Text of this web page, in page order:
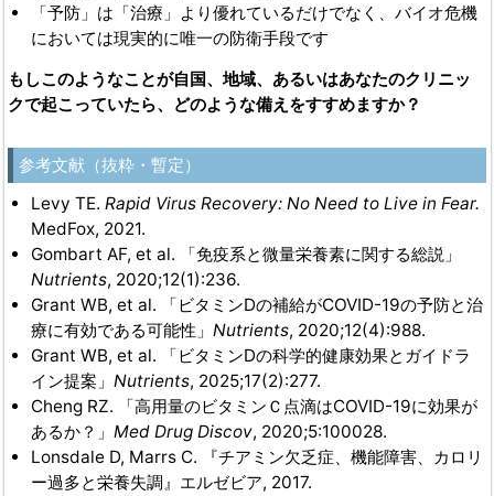
「予防」は「治療」より優れているだけでなく、バイオ危機
においては現実的に唯一の防衛手段です
もしこのようなことが自国、地域、あるいはあなたのクリニッ
クで起こっていたら、どのような備えをすすめますか？
参考文献（抜粋・暫定）
Levy TE. Rapid Virus Recovery: No Need to Live in Fear.
MedFox, 2021.
Gombart AF, et al. 「免疫系と微量栄養素に関する総説」
Nutrients, 2020;12(1):236.
Grant WB, et al. 「ビタミンDの補給がCOVID-19の予防と治
療に有効である可能性」 Nutrients, 2020;12(4):988.
Grant WB, et al. 「ビタミンDの科学的健康効果とガイドラ
イン提案」 Nutrients, 2025;17(2):277.
Cheng RZ. 「高用量のビタミンＣ点滴はCOVID-19に効果が
あるか？」 Med Drug Discov, 2020;5:100028.
Lonsdale D, Marrs C. 『チアミン欠乏症、機能障害、カロリ
ー過多と栄養失調』エルゼビア, 2017.